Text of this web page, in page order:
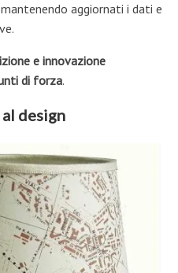
mantenendo aggiornati i dati e
e innovazione
di forza.
design